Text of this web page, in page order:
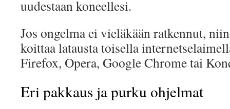
uudestaan koneellesi.
Jos ongelma ei vieläkään ratkennut,
koittaa latausta toisella
Firefox, Opera, Google Chrome tai
Eri pakkaus ja purku ohjelmat